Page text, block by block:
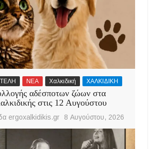
ΝΕΑ Χαλκιδική ΧΑΛΚΙΔΙΚΗ
αδέσποτων ζώων στα
στις 12 Αυγούστου
ergoxalkidikis.gr 8 Αυγούστου, 2026